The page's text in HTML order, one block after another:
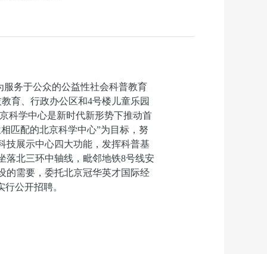
务于公众的公益性社会科普教育
育、行政办公区和4号楼儿童乐园
科学中心是新时代新形势下推动首
匹配的北京科学中心”为目标，努
技展示中心四大功能，发挥科普基
落北三环中轴线，毗邻地铁8号线安
的需要，委托北京冠华英才国际经
行公开招聘。